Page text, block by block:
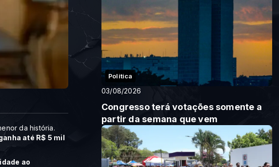
da história.
até R$ 5 mil
ao
Politica
03/08/2026
Congresso terá votações somente a
partir da semana que vem